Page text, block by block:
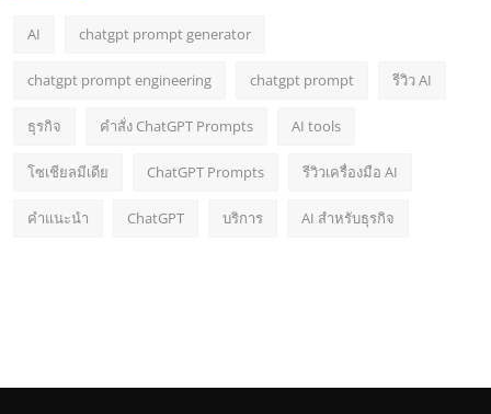
AI chatgpt prompt generator
chatgpt prompt engineering chatgpt prompt รีวิว AI
ธุรกิจ คำสั่ง ChatGPT Prompts AI tools
โซเชียลมีเดีย ChatGPT Prompts รีวิวเครื่องมือ AI
คำแนะนำ ChatGPT บริการ AI สำหรับธุรกิจ